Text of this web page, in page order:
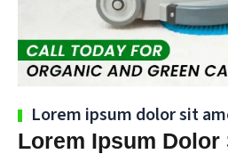
Lorem ipsum dolor sit
Lorem Ipsum Dolor